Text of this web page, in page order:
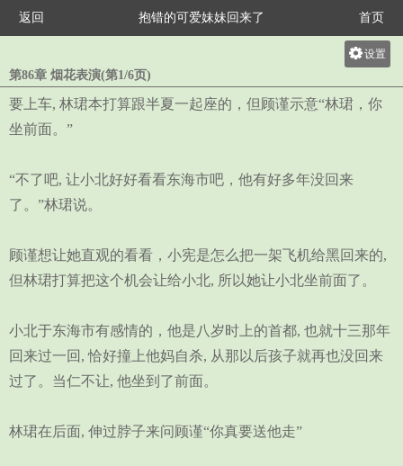
返回 抱错的可爱妹妹回来了 首页
设置
大
第86章 烟花表演(第1/6页)
要上车, 林珺本打算跟半夏一起座的，但顾谨示意“林珺，你
坐前面。”
“不了吧, 让小北好好看看东海市吧，他有好多年没回来
了。”林珺说。
顾谨想让她直观的看看，小宪是怎么把一架飞机给黑回来的,
但林珺打算把这个机会让给小北, 所以她让小北坐前面了。
小北于东海市有感情的，他是八岁时上的首都, 也就十三那年
回来过一回, 恰好撞上他妈自杀, 从那以后孩子就再也没回来
过了。当仁不让, 他坐到了前面。
林珺在后面, 伸过脖子来问顾谨“你真要送他走”